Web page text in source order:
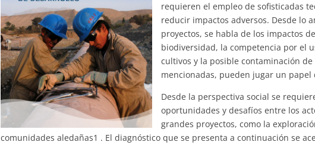
requieren el empleo de sofisticadas
reducir impactos adversos. Desde lo
proyectos, se habla de los impactos
biodiversidad, la competencia por el
cultivos y la posible contaminación
mencionadas, pueden jugar un
Desde la perspectiva social se
oportunidades y desafíos entre los
grandes proyectos, como la
comunidades aledañas1 . El diagnóstico que se presenta a continuación se